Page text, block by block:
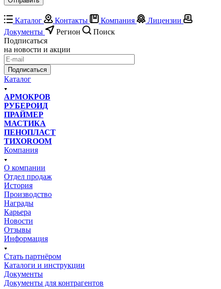
Каталог Контакты Компания
Лицензии
Документы
Регион
Поиск
Подписаться
на новости и акции
Подписаться
Каталог
АРМОКРОВ
РУБЕРОИД
ПРАЙМЕР
МАСТИКА
ПЕНОПЛАСТ
ТИХОROOM
Компания
О компании
Отдел продаж
История
Производство
Награды
Карьера
Новости
Отзывы
Информация
Стать партнёром
Каталоги и инструкции
Документы
Документы для контрагентов